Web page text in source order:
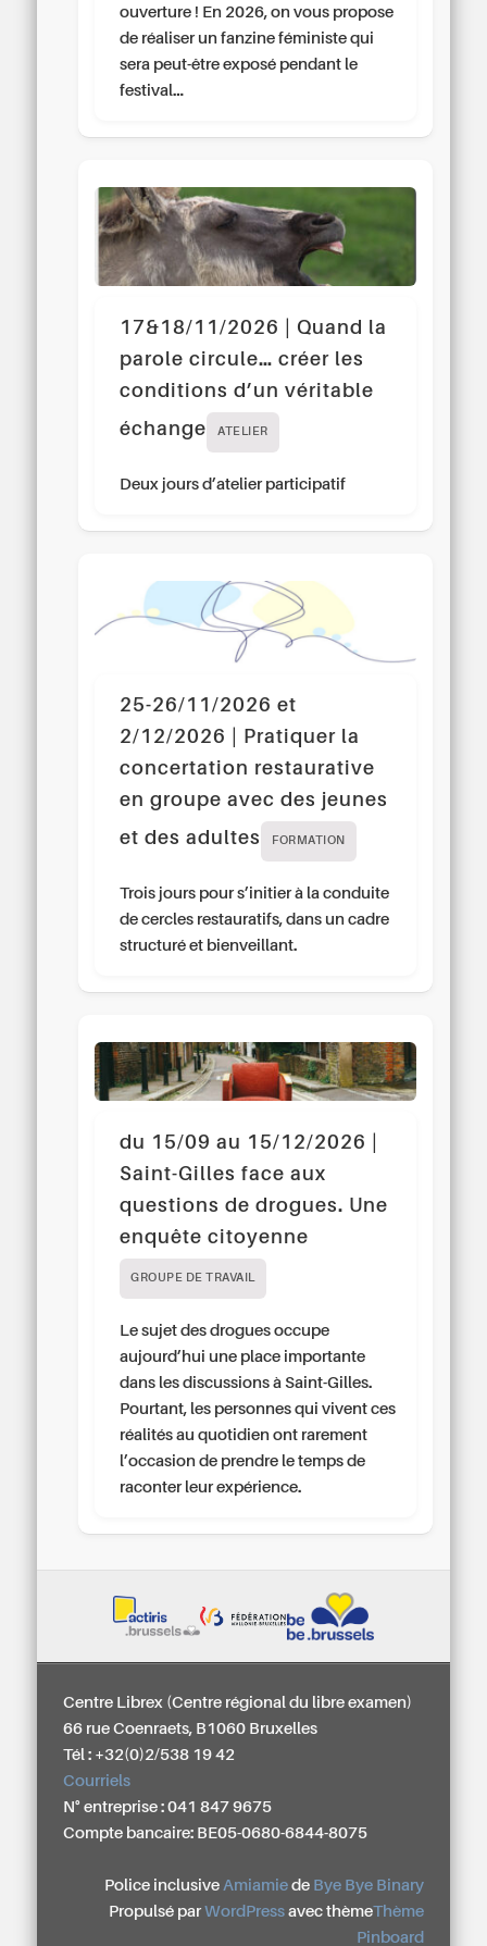
ouverture ! En 2026, on vous propose
de réaliser un fanzine féministe qui
sera peut-être exposé pendant le
festival…
17&18/11/2026 | Quand la
parole circule… créer les
conditions d’un véritable
échange
ATELIER
Deux jours d’atelier participatif
25-26/11/2026 et
2/12/2026 | Pratiquer la
concertation restaurative
en groupe avec des jeunes
et des adultes
FORMATION
Trois jours pour s’initier à la conduite
de cercles restauratifs, dans un cadre
structuré et bienveillant.
du 15/09 au 15/12/2026 |
Saint-Gilles face aux
questions de drogues. Une
enquête citoyenne
GROUPE DE TRAVAIL
Le sujet des drogues occupe
aujourd’hui une place importante
dans les discussions à Saint-Gilles.
Pourtant, les personnes qui vivent ces
réalités au quotidien ont rarement
l’occasion de prendre le temps de
raconter leur expérience.
Centre Librex (Centre régional du libre examen)
66 rue Coenraets, B1060 Bruxelles
Tél : +32(0)2/538 19 42
Courriels
N° entreprise : 041 847 9675
Compte bancaire: BE05-0680-6844-8075
Police inclusive Amiamiede Bye Bye Binary
Propulsé par WordPressavec thèmeThème
Pinboard